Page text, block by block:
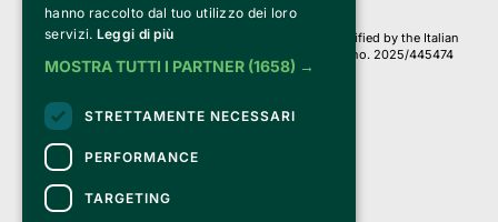
Credits:
Clappit is based on the Belive 6.2 ticketing platform, certified by the Italian
Revenue Agency (Agenzia delle Entrate) under protocol no. 2025/445474
dated November 6, 2025.
On Clappit your purchases and your data
they are secure and protected by an SSL certificate
with 128-bit encryption.
hanno raccolto dal tuo utilizzo dei loro
servizi. Leggi di più
MOSTRA TUTTI I PARTNER (1658) →
STRETTAMENTE NECESSARI
PERFORMANCE
TARGETING